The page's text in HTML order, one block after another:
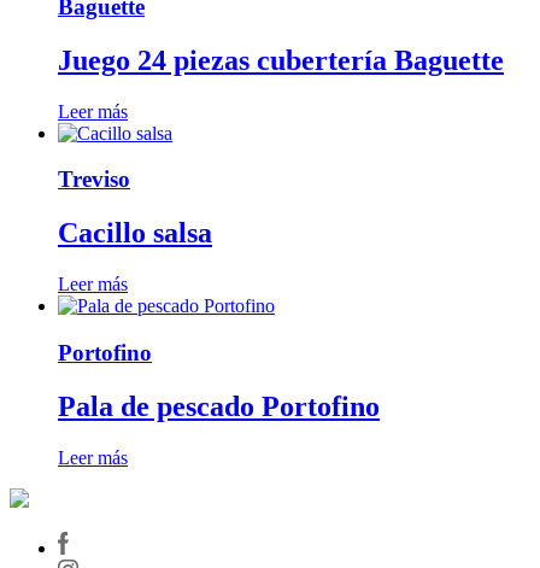
Baguette
Juego 24 piezas cubertería Baguette
Leer más
Treviso
Cacillo salsa
Leer más
Portofino
Pala de pescado Portofino
Leer más